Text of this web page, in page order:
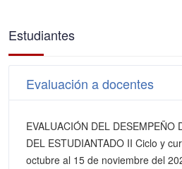
Estudiantes
Evaluación a docentes
EVALUACIÓN DEL DESEMPEÑO
DEL ESTUDIANTADO II Ciclo y
octubre al 15 de noviembre del